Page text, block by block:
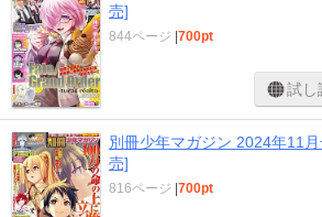
売]
844ページ 700pt
試し
別冊少年マガジン 2024年11
売]
816ページ 700pt